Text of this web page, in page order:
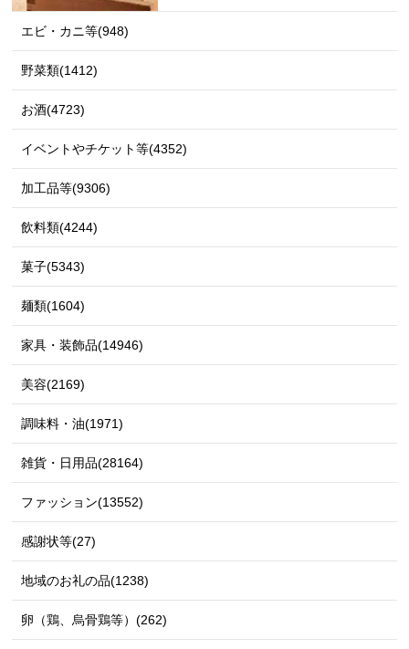
エビ・カニ等(948)
野菜類(1412)
お酒(4723)
イベントやチケット等(4352)
加工品等(9306)
飲料類(4244)
菓子(5343)
麺類(1604)
家具・装飾品(14946)
美容(2169)
調味料・油(1971)
雑貨・日用品(28164)
ファッション(13552)
感謝状等(27)
地域のお礼の品(1238)
卵（鶏、烏骨鶏等）(262)